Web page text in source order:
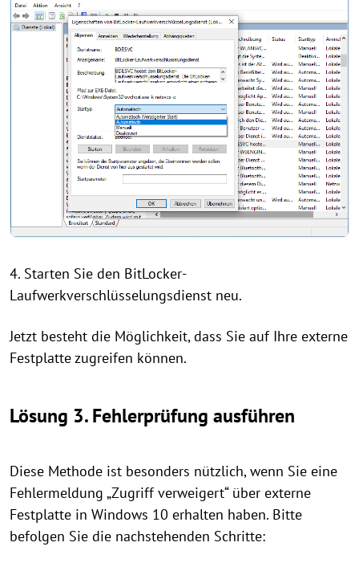
4. Starten Sie den BitLocker-
Laufwerkverschlüsselungsdienst neu.
Jetzt besteht die Möglichkeit, dass Sie auf Ihre externe
Festplatte zugreifen können.
Lösung 3. Fehlerprüfung ausführen
Diese Methode ist besonders nützlich, wenn Sie eine
Fehlermeldung „Zugriff verweigert“ über externe
Festplatte in Windows 10 erhalten haben. Bitte
befolgen Sie die nachstehenden Schritte: